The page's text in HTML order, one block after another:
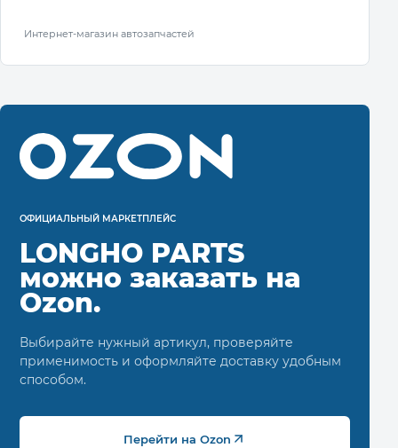
Интернет-магазин автозапчастей
ОФИЦИАЛЬНЫЙ МАРКЕТПЛЕЙС
LONGHO PARTS
можно заказать на
Ozon.
Выбирайте нужный артикул, проверяйте
применимость и оформляйте доставку удобным
способом.
Перейти на Ozon